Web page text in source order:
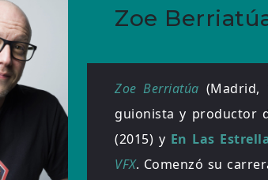
Zoe
Zoe Berriatúa (Madrid,
guionista y productor
(2015) y En Las
VFX. Comenzó su